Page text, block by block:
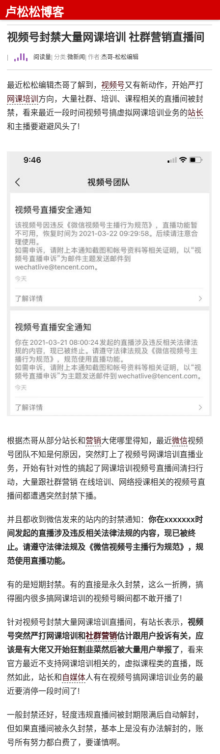
卢松松博客
视频号封禁大量网课培训 社群营销直播间
阅读量 | 分类:微新闻 | 作者:杰哥-松松编辑
最近松松编辑杰哥了解到，视频号又有新动作，开始严打
网课培训 方向，大量社群、培训、课程相关的直播间被封
禁，看来最近一段时间视频号搞虚拟网课培训业务的站长
和主播要避避风头了!
根据杰哥从部分站长和营销大佬哪里得知，最近微信视频
号团队不知是何原因，突然盯上了视频号网课培训直播业
务，开始有针对性的搞起了网课培训视频号直播间清扫行
动，大量跟社群营销 在线培训、网络授课相关的视频号直
播间都遭遇突然封禁下播。
并且都收到微信发来的站内的封禁通知：你在xxxxxxx时
间发起的直播涉及违反相关法律法规的内容，现已被终
止。请遵守法律法规及《微信视频号主播行为规范》，规
范使用直播功能。
有的是短期封禁。有的直接是永久封禁，这么一折腾，搞
得圈内很多搞网课培训的视频号瞬间都不敢开播了!
针对视频号封禁大量网课培训直播间，有站长表示，视频
号突然严打网课培训和社群营销估计跟用户投诉有关，应
该是有大佬又开始狂割韭菜然后被大量用户举报了，看来
官方最近不支持网课培训相关的，虚拟课程类的直播，既
然如此，站长和 自媒体人有在视频号搞网课培训业务的最
近要消停一段时间了!
一般封禁还好，轻度违规直播间被封期限满后自动解封，
但如果直播间被永久封禁，基本上是没有办法解封的，账
号所有努力都白费了，要谨慎啊。